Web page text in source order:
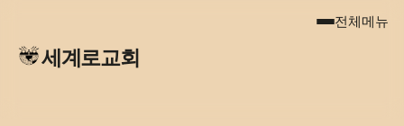
전체메뉴
세계로교회